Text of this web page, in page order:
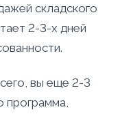
складского
2-3-х дней
вы еще 2-3
программа,